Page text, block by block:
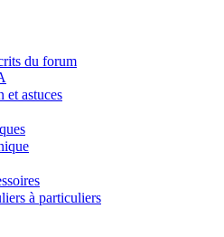
du forum
astuces
à particuliers